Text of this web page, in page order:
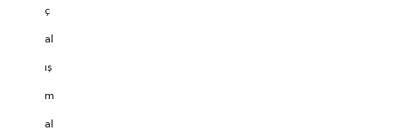
ç
al
ış
m
al